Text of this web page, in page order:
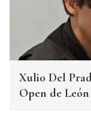
Xulio Del
Open de León